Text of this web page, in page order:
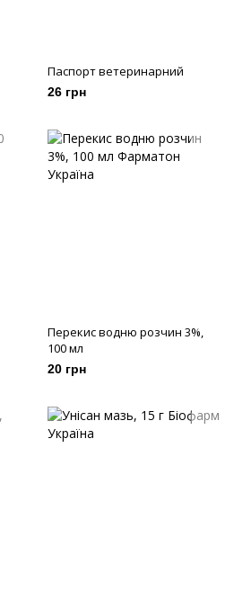
Паспорт ветеринарний
26 грн
Перекис водню розчин 3%,
100 мл
20 грн